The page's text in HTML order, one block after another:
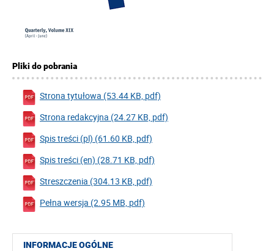
INFORMACJE OGÓLNE
Pliki do pobrania
Strona tytułowa (53.44 KB, pdf)
Strona redakcyjna (24.27 KB, pdf)
Spis treści (pl) (61.60 KB, pdf)
Spis treści (en) (28.71 KB, pdf)
Streszczenia (304.13 KB, pdf)
Pełna wersja (2.95 MB, pdf)